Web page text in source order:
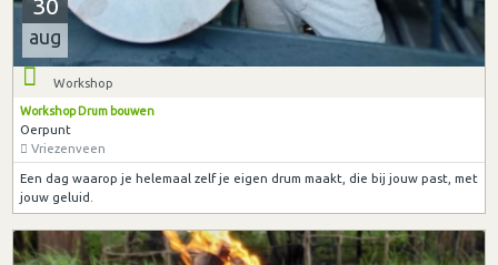
aug
Workshop
Workshop Drum bouwen
Oerpunt
Vriezenveen
Een dag waarop je helemaal zelf je eigen drum maakt, die bij jouw past, met
jouw geluid.